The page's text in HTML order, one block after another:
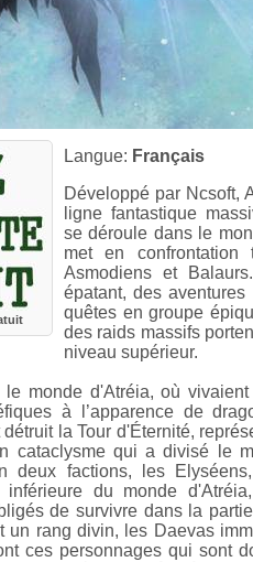
Langue: Français
Développé par Ncsoft,
ligne fantastique
se déroule dans le
met en confrontation
Asmodiens et
épatant, des
quêtes en groupe
des raids massifs
niveau supérieur.
monde d'Atréia, où
à l’apparence de
la Tour d'Éternité,
cataclysme qui a divisé le
deux factions, les
du monde
de survivre dans la
un rang divin, les Daevas
ces personnages qui sont